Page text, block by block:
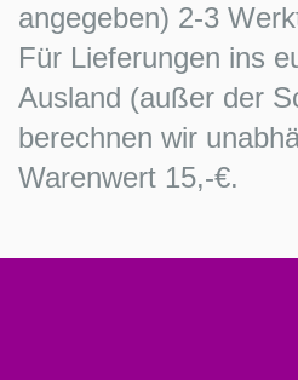
angegeben) 2-3
Für Lieferungen ins
Ausland (außer der
berechnen wir
Warenwert 15,-€.